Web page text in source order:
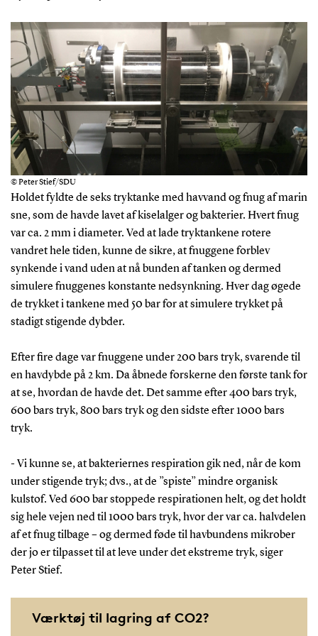
© Peter Stief/SDU
Holdet fyldte de seks tryktanke med havvand og fnug af marin
sne, som de havde lavet af kiselalger og bakterier. Hvert fnug
var ca. 2 mm i diameter. Ved at lade tryktankene rotere
vandret hele tiden, kunne de sikre, at fnuggene forblev
synkende i vand uden at nå bunden af tanken og dermed
simulere fnuggenes konstante nedsynkning. Hver dag øgede
de trykket i tankene med 50 bar for at simulere trykket på
stadigt stigende dybder.
Efter fire dage var fnuggene under 200 bars tryk, svarende til
en havdybde på 2 km. Da åbnede forskerne den første tank for
at se, hvordan de havde det. Det samme efter 400 bars tryk,
600 bars tryk, 800 bars tryk og den sidste efter 1000 bars
tryk.
- Vi kunne se, at bakteriernes respiration gik ned, når de kom
under stigende tryk; dvs., at de ”spiste” mindre organisk
kulstof. Ved 600 bar stoppede respirationen helt, og det holdt
sig hele vejen ned til 1000 bars tryk, hvor der var ca. halvdelen
af et fnug tilbage – og dermed føde til havbundens mikrober
der jo er tilpasset til at leve under det ekstreme tryk, siger
Peter Stief.
Værktøj til lagring af CO2?